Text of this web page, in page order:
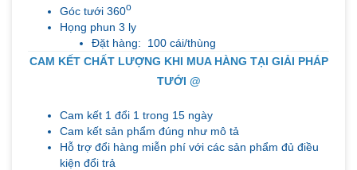
Góc tưới 360o
Họng phun 3 ly
Đặt hàng: 100 cái/thùng
CAM KẾT CHẤT LƯỢNG KHI MUA HÀNG TẠI GIẢI PHÁP
TƯỚI @
Cam kết 1 đổi 1 trong 15 ngày
Cam kết sản phẩm đúng như mô tả
Hỗ trợ đổi hàng miễn phí với các sản phẩm đủ điều
kiện đổi trả